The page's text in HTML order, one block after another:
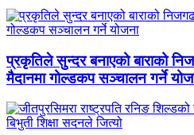
प्रकृतिले सुन्दर बनाएको बाराको
मैदानमा गोल्डकप सञ्चालन गर्ने